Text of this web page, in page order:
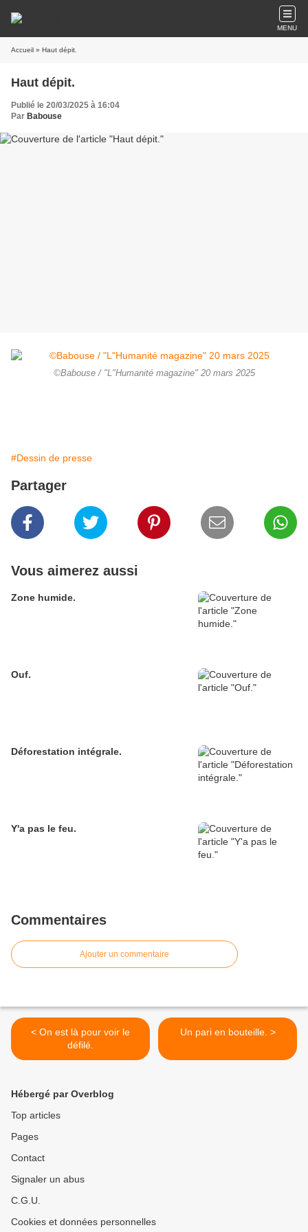
MENU
Accueil » Haut dépit.
Haut dépit.
Publié le 20/03/2025 à 16:04
Par Babouse
©Babouse / "L"Humanité magazine" 20 mars 2025
#Dessin de presse
Partager
Vous aimerez aussi
Zone humide.
Ouf.
Déforestation intégrale.
Y'a pas le feu.
Commentaires
Ajouter un commentaire
< On est là pour voir le
défilé.
Un pari en bouteille. >
Hébergé par Overblog
Top articles
Pages
Contact
Signaler un abus
C.G.U.
Cookies et données personnelles